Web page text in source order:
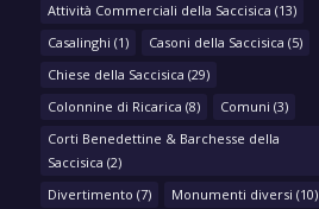
Attività Commerciali della Saccisica (13)
Casalinghi (1) Casoni della Saccisica (5)
Chiese della Saccisica (29)
Colonnine di Ricarica (8) Comuni (3)
Corti Benedettine & Barchesse della
Saccisica (2)
Divertimento (7) Monumenti diversi (10)